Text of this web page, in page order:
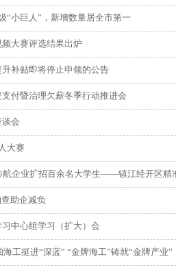
“小巨人”，新增数量居全市第一
大赛评选结果出炉
补贴即将停止申领的公告
付暨治理欠薪冬季行动推进会
会
大赛
航企业扩招百余名大学生——镇江经开区精
助企减负
中心组学习（扩大）会
工挺进“深蓝” “金牌海工”铸就“金牌产业”